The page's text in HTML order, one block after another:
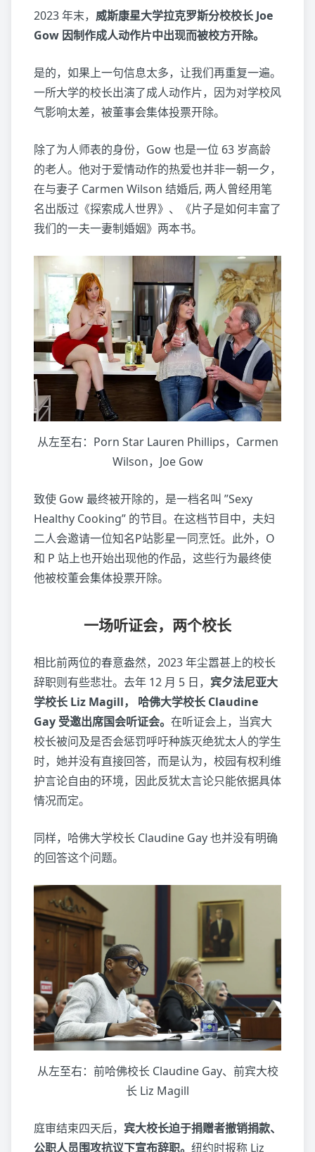
2023 年末， 威斯康星大学拉克罗斯分校校长 Joe
Gow 因制作成人动作片中出现而被校方开除。
是的，如果上一句信息太多，让我们再重复一遍。
一所大学的校长出演了成人动作片，因为对学校风
气影响太差，被董事会集体投票开除。
除了为人师表的身份，Gow 也是一位 63 岁高龄
的老人。他对于爱情动作的热爱也并非一朝一夕，
在与妻子 Carmen Wilson 结婚后, 两人曾经用笔
名出版过《探索成人世界》、《片子是如何丰富了
我们的一夫一妻制婚姻》两本书。
从左至右：Porn Star Lauren Phillips，Carmen
Wilson，Joe Gow
致使 Gow 最终被开除的，是一档名叫 ”Sexy
Healthy Cooking” 的节目。在这档节目中，夫妇
二人会邀请一位知名P站影星一同烹饪。此外，O
和 P 站上也开始出现他的作品，这些行为最终使
他被校董会集体投票开除。
一场听证会，两个校长
相比前两位的春意盎然，2023 年尘嚣甚上的校长
辞职则有些悲壮。去年 12 月 5 日， 宾夕法尼亚大
学校长 Liz Magill， 哈佛大学校长 Claudine
Gay 受邀出席国会听证会。 在听证会上，当宾大
校长被问及是否会惩罚呼吁种族灭绝犹太人的学生
时，她并没有直接回答，而是认为，校园有权利维
护言论自由的环境，因此反犹太言论只能依据具体
情况而定。
同样，哈佛大学校长 Claudine Gay 也并没有明确
的回答这个问题。
从左至右：前哈佛校长 Claudine Gay、前宾大校
长 Liz Magill
庭审结束四天后， 宾大校长迫于捐赠者撤销捐款、
公职人员围攻抗议下宣布辞职。 纽约时报称 Liz